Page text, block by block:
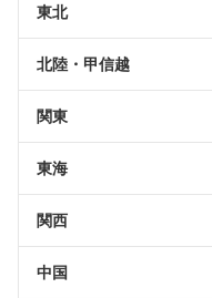
東北
北陸・甲信越
関東
東海
関西
中国